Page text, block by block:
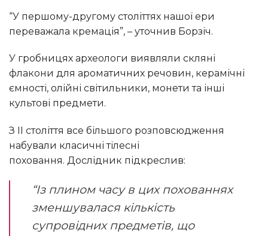
“У першому-другому століттях нашої ери
переважала кремація”, – уточнив Борзіч.
У гробницях археологи виявляли скляні
флакони для ароматичних речовин, керамічні
ємності, олійні світильники, монети та інші
культові предмети.
З ІІ століття все більшого розповсюдження
набували класичні тілесні
поховання. Дослідник підкреслив:
“Із плином часу в цих похованнях
зменшувалася кількість
супровідних предметів, що